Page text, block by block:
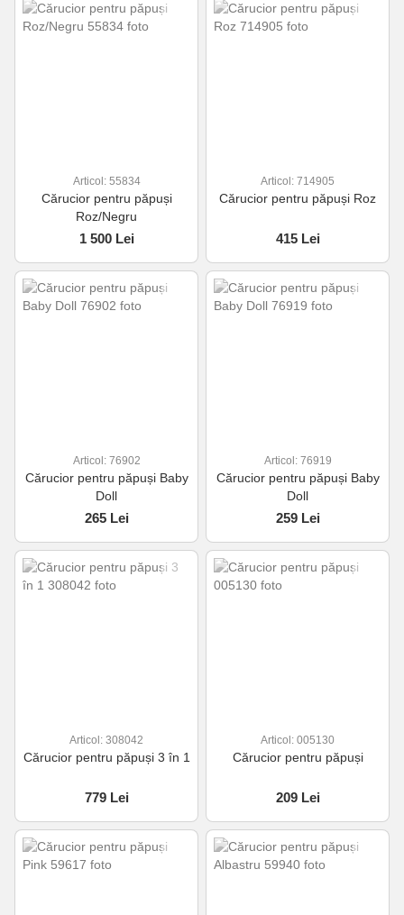
Articol: 55834
Cărucior pentru păpuși
Roz/Negru
1 500 Lei
Articol: 714905
Cărucior pentru păpuși Roz
415 Lei
Articol: 76902
Cărucior pentru păpuși Baby
Doll
265 Lei
Articol: 76919
Cărucior pentru păpuși Baby
Doll
259 Lei
Articol: 308042
Cărucior pentru păpuși 3 în 1
779 Lei
Articol: 005130
Cărucior pentru păpuși
209 Lei